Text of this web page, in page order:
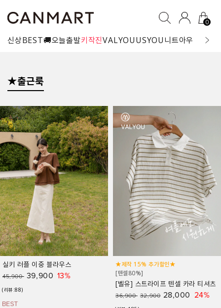
0
신상BEST🚚오늘출발키작진VALYOUUSYOU니트아우터 블라
★출근룩
★제작 15% 추가할인★
[텐셀80%]
36,900
[구김이 적은 소재로 오래입어도 처음 핏 그
대로!]
[size S~XL][기본&짧은기장][허리밴딩]
키작아도 팬츠 86탄 (링클프리세미
일자)